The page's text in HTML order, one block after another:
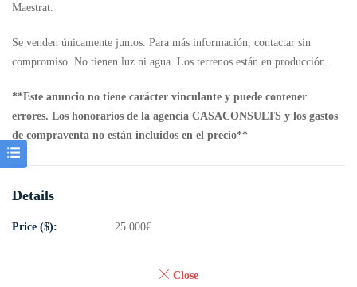
Maestrat.
Se venden únicamente juntos. Para más información, contactar sin
compromiso. No tienen luz ni agua. Los terrenos están en producción.
**Este anuncio no tiene carácter vinculante y puede contener
errores. Los honorarios de la agencia CASACONSULTS y los gastos
de compraventa no están incluidos en el precio**
Details
Price ($): 25.000€
Close